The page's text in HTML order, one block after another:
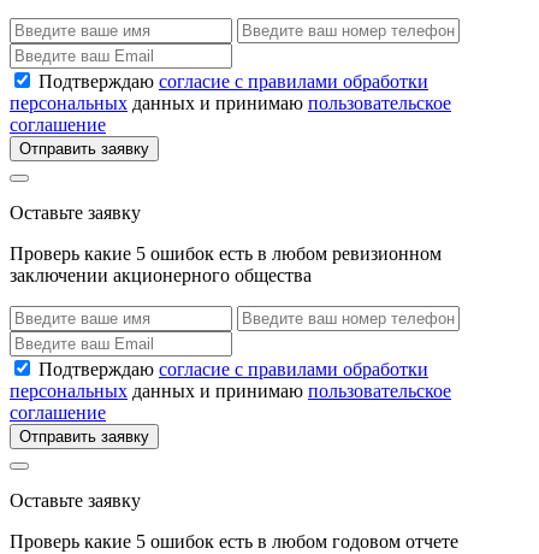
Подтверждаю согласие с правилами обработки
персональных данных и принимаю пользовательское
соглашение
Отправить заявку
Оставьте заявку
Проверь какие 5 ошибок есть в любом ревизионном
заключении акционерного общества
Подтверждаю согласие с правилами обработки
персональных данных и принимаю пользовательское
соглашение
Отправить заявку
Оставьте заявку
Проверь какие 5 ошибок есть в любом годовом отчете